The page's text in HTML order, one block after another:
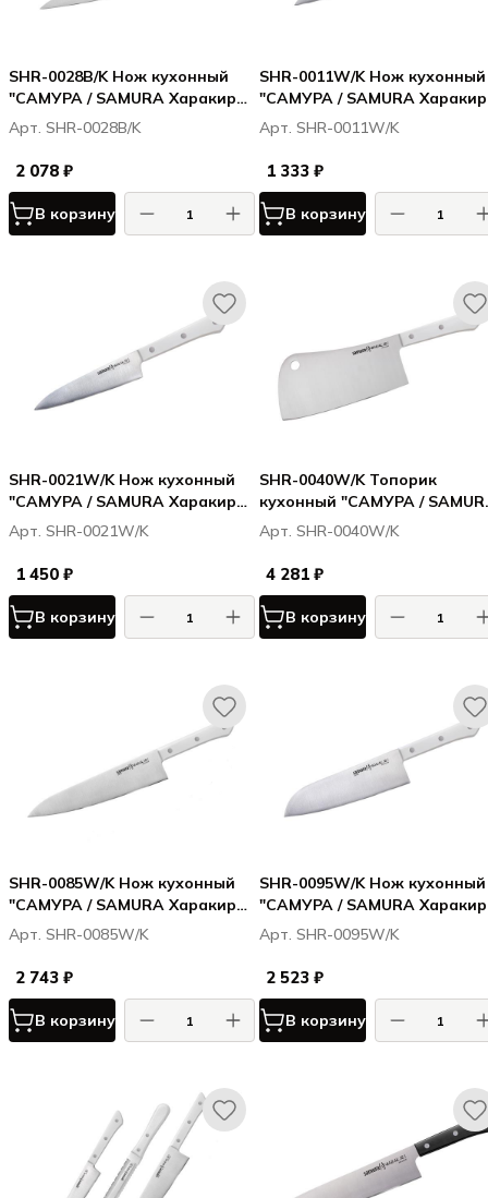
SHR-0028B/K Нож кухонный
"САМУРА / SAMURA Харакири /
Harakiri" совр. универсальный
146мм, кор.-стойк. сталь, ABS
пластик
Арт. SHR-0028B/K
2 078 ₽
В корзину
SHR-0011W/K Нож кухонный
"САМУРА / SAMURA
Harakiri" овощной 99 мм,
корроз.-стойкая сталь, ABS
пластик
Арт. SHR-0011W/K
1 333 ₽
В корзину
SHR-0021W/K Нож кухонный
"САМУРА / SAMURA Харакири /
Harakiri" универсальный 120
мм, корроз.-стойкая сталь,
ABS пластик
Арт. SHR-0021W/K
1 450 ₽
В корзину
SHR-0040W/K Топорик
кухонный "САМУРА /
Харакири / Harakiri" 180 мм,
корроз.-стойкая сталь, ABS
пластик
Арт. SHR-0040W/K
4 281 ₽
В корзину
SHR-0085W/K Нож кухонный
"САМУРА / SAMURA Харакири /
Harakiri" Шеф 208 мм, корроз.-
стойкая сталь, ABS пластик
Арт. SHR-0085W/K
2 743 ₽
В корзину
SHR-0095W/K Нож кухонный
"САМУРА / SAMURA
Harakiri" Сантоку 175 мм,
корроз.-стойкая сталь, ABS
пластик
Арт. SHR-0095W/K
2 523 ₽
В корзину